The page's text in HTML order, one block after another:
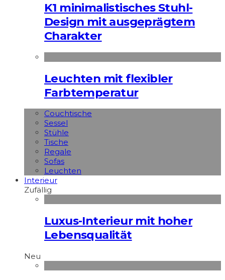
K1 minimalistisches Stuhl-
Design mit ausgeprägtem
Charakter
Leuchten mit flexibler
Farbtemperatur
Couchtische
Sessel
Stühle
Tische
Regale
Sofas
Leuchten
Interieur
Zufällig
Luxus-Interieur mit hoher
Lebensqualität
Neu